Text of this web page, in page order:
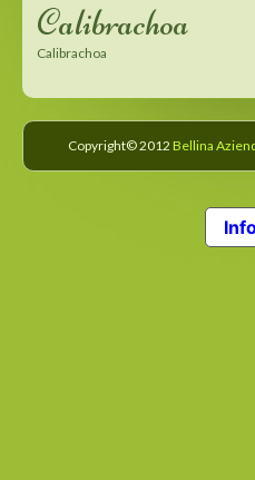
Calibrachoa
Calibrachoa
Copyright© 2012 Bellina